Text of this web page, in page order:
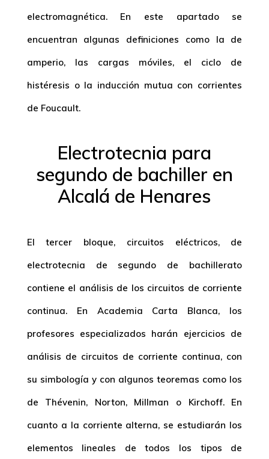
electromagnética. En este apartado se
encuentran algunas definiciones como la de
amperio, las cargas móviles, el ciclo de
histéresis o la inducción mutua con corrientes
de Foucault.
Electrotecnia para
segundo de bachiller en
Alcalá de Henares
El tercer bloque, circuitos eléctricos, de
electrotecnia de segundo de bachillerato
contiene el análisis de los circuitos de corriente
continua. En Academia Carta Blanca, los
profesores especializados harán ejercicios de
análisis de circuitos de corriente continua, con
su simbología y con algunos teoremas como los
de Thévenin, Norton, Millman o Kirchoff. En
cuanto a la corriente alterna, se estudiarán los
elementos lineales de todos los tipos de